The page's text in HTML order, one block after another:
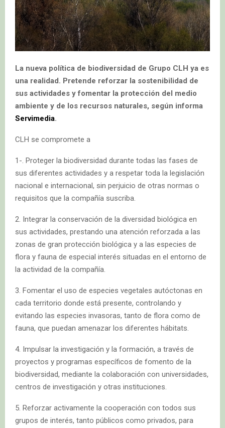
La nueva política de biodiversidad de Grupo CLH ya es
una realidad. Pretende reforzar la sostenibilidad de
sus actividades y fomentar la protección del medio
ambiente y de los recursos naturales, según informa
Servimedia.
CLH se compromete a
1-. Proteger la biodiversidad durante todas las fases de
sus diferentes actividades y a respetar toda la legislación
nacional e internacional, sin perjuicio de otras normas o
requisitos que la compañía suscriba.
2. Integrar la conservación de la diversidad biológica en
sus actividades, prestando una atención reforzada a las
zonas de gran protección biológica y a las especies de
flora y fauna de especial interés situadas en el entorno de
la actividad de la compañía.
3. Fomentar el uso de especies vegetales autóctonas en
cada territorio donde está presente, controlando y
evitando las especies invasoras, tanto de flora como de
fauna, que puedan amenazar los diferentes hábitats.
4. Impulsar la investigación y la formación, a través de
proyectos y programas específicos de fomento de la
biodiversidad, mediante la colaboración con universidades,
centros de investigación y otras instituciones.
5. Reforzar activamente la cooperación con todos sus
grupos de interés, tanto públicos como privados, para